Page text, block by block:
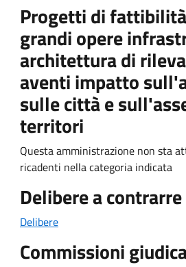
Progetti di
grandi opere
architettura di
aventi impatto
sulle città e
territori
Questa amministrazione non sta
ricadenti nella categoria indicata
Delibere a contrarre
Delibere
Commissioni